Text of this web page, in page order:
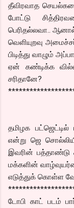
தீவிரவாத
போட்டு
பெரிதல்லவா..
வெளியுறவு
பிடித்து வாழும்
ஏன் கண்டிக்க
சரிதானே?
தமிழக
என்று ஜெ
இவரின் பத்தாண்டு
மக்களின்
எடுத்துக் கொள்ள
டோபி காட் படம்